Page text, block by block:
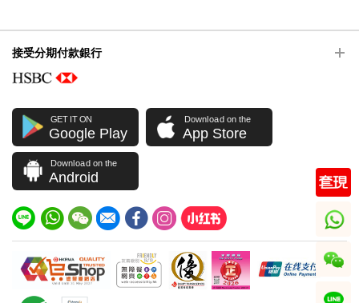
接受分期付款銀行
GET IT ON
Google Play
Download on the
App Store
Download on the
Android
whatsapp